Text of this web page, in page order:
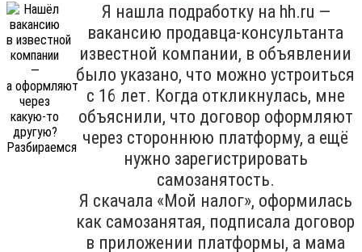
Я нашла подработку на hh.ru —
вакансию продавца-консультанта
известной компании, в объявлении
было указано, что можно устроиться
с 16 лет. Когда откликнулась, мне
объяснили, что договор оформляют
через стороннюю платформу, а ещё
нужно зарегистрировать
самозанятость.
Я скачала «Мой налог», оформилась
как самозанятая, подписала договор
в приложении платформы, а мама